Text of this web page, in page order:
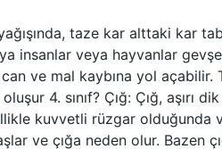
taze kar alttaki kar
insanlar veya hayvanlar
ve mal kaybına yol açabilir.
4. sınıf? Çığ: Çığ, aşırı dik
kuvvetli rüzgar olduğunda
ve çığa neden olur. Bazen